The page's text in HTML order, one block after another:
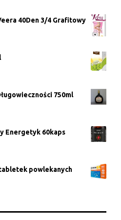
40Den 3/4 Grafitowy
750ml
Energetyk 60kaps
powlekanych